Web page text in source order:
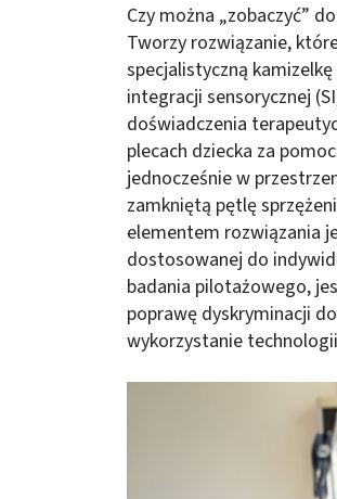
Czy można „zobaczyć”
Tworzy rozwiązanie,
specjalistyczną
integracji sensorycznej
doświadczenia
plecach dziecka za
jednocześnie w
zamkniętą pętlę
elementem rozwiązania
dostosowanej do
badania pilotażowego,
poprawę dyskryminacji
wykorzystanie